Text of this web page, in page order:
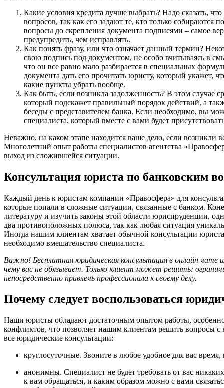
Какие условия кредита лучше выбрать? Надо сказать,
вопросов, так как его задают те, кто только собираются
вопросы до скрепления документа подписями – самое
предупредить, чем исправлять.
Как понять фразу, или что означает данный термин?
свою подпись под документом, не особо вчитываясь в
что он все равно мало разбирается в специальных
документа дать его прочитать юристу, который укажет,
какие пункты убрать вообще.
Как быть, если возникла задолженность? В этом случае
который подскажет правильный порядок действий, а
беседы с представителем банка. Если необходимо, вы
специалиста, который вместе с вами будет
Неважно, на каком этапе находится ваше дело, если возникли
Многолетний опыт работы специалистов агентства
выход из сложившейся ситуации.
Консультация юриста по банковским
Каждый день к юристам компании «Правосфера» для
которые попали в сложные ситуации, связанные с банком.
литературу и изучить законы этой области юриспруденции,
два противоположных полюса, так как любая ситуация
Иногда нашим клиентам хватает обычной консультации
необходимо вмешательство специалиста.
Важно! Бесплатная юридическая консультация в онлайн чате
чему вас не обязывает. Только клиент может решить:
непосредственно привлечь профессионала к своему делу.
Почему следует воспользоваться
Наши юристы обладают достаточным опытом работы,
конфликтов, что позволяет нашим клиентам решить вопросы
все юридические консультации:
круглосуточные. Звоните в любое удобное для вас
анонимны. Специалист не будет требовать от вас
к вам обращаться, и каким образом можно с вами